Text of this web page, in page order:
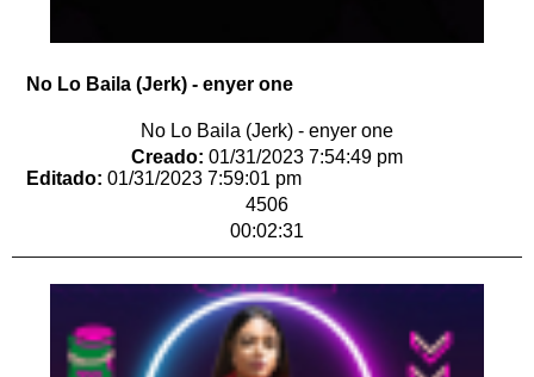
No Lo Baila (Jerk) - enyer one
No Lo Baila (Jerk) - enyer one
Creado: 01/31/2023 7:54:49 pm
Editado: 01/31/2023 7:59:01 pm
4506
00:02:31